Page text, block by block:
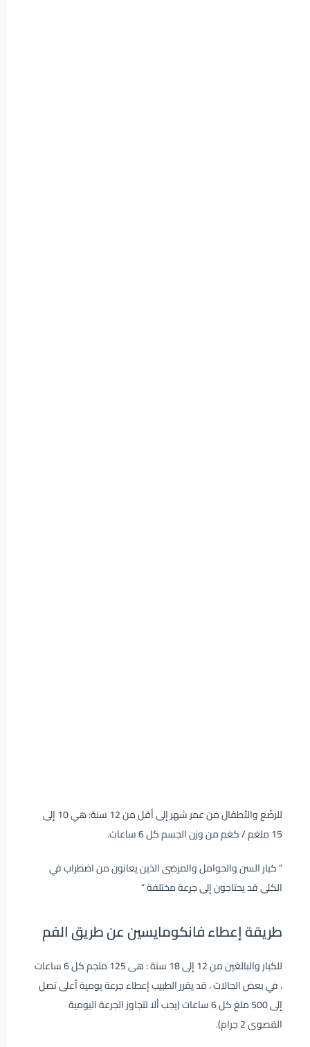
للرضّع والأطفال من عمر شهر إلى أقل من 12 سنة: هي 10 إلى
15 ملغم / كغم من وزن الجسم كل 6 ساعات.
” كبار السن والحوامل والمرضى الذين يعانون من اضطراب في
الكلى قد يحتاجون إلى جرعة مختلفة ”
طريقة إعطاء فانكومايسين عن طريق الفم
للكبار والبالغين من 12 إلى 18 سنة : هى 125 ملجم كل 6 ساعات
، في بعض الحالات ، قد يقرر الطبيب إعطاء جرعة يومية أعلى تصل
إلى 500 ملغ كل 6 ساعات (يجب ألا تتجاوز الجرعة اليومية
القصوى 2 جرام).